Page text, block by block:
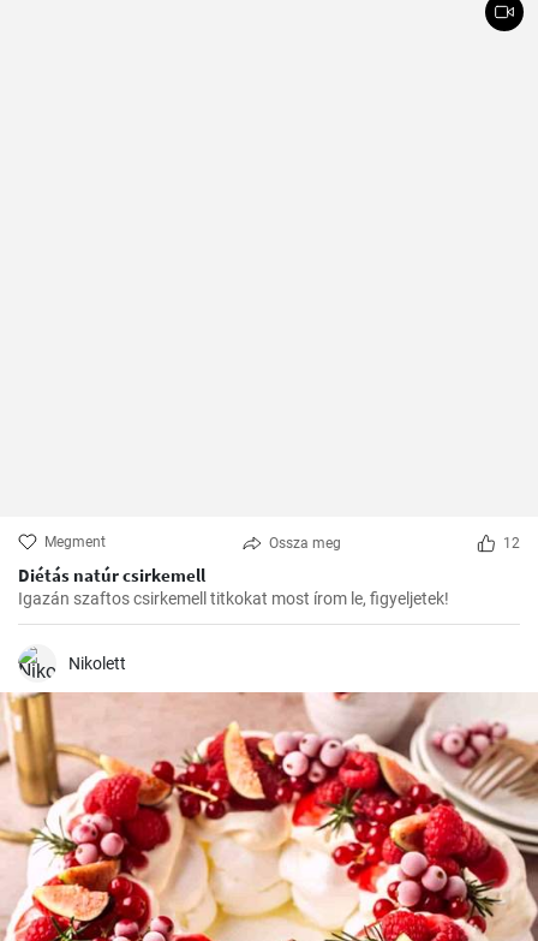
Megment Ossza meg 12
Diétás natúr csirkemell
Igazán szaftos csirkemell titkokat most írom le, figyeljetek!
Nikolett